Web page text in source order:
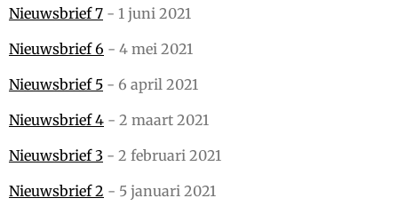
Nieuwsbrief 7 - 1 juni 2021
Nieuwsbrief 6 - 4 mei 2021
Nieuwsbrief5 - 6 april 2021
Nieuwsbrief 4 - 2 maart 2021
Nieuwsbrief 3 - 2 februari 2021
Nieuwsbrief 2 - 5 januari 2021